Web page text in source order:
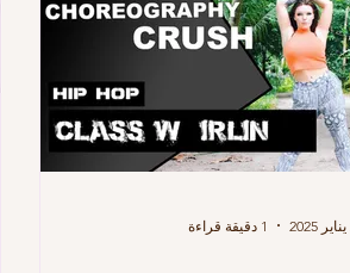
1 دقيقة قراءة